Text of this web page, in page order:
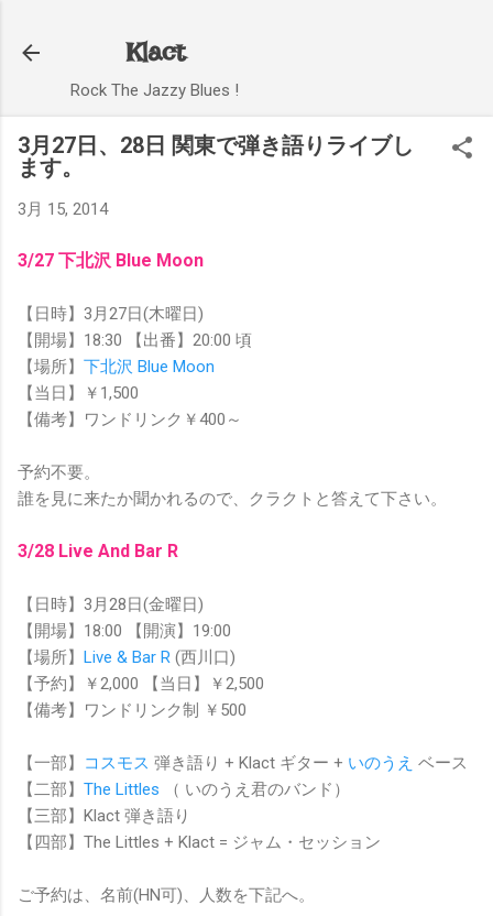
Klact
Rock The Jazzy Blues !
3月27日、28日 関東で弾き語りライブし
ます。
3月 15, 2014
3/27 下北沢 Blue Moon
【日時】3月27日(木曜日)
【開場】18:30 【出番】20:00 頃
【場所】 下北沢 Blue Moon
【当日】￥1,500
【備考】ワンドリンク￥400～
予約不要。
誰を見に来たか聞かれるので、クラクトと答えて下さい。
3/28 Live And Bar R
【日時】3月28日(金曜日)
【開場】18:00 【開演】19:00
【場所】 Live & Bar R (西川口)
【予約】￥2,000 【当日】￥2,500
【備考】ワンドリンク制 ￥500
【一部】 コスモス 弾き語り + Klact ギター + いのうえ ベース
【二部】 The Littles （ いのうえ君のバンド）
【三部】Klact 弾き語り
【四部】The Littles + Klact = ジャム・セッション
ご予約は、名前(HN可)、人数を下記へ。